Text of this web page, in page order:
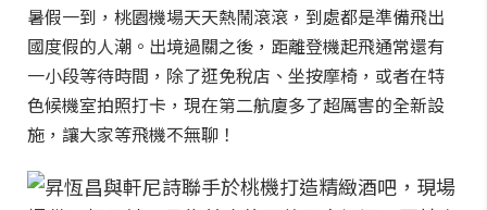
暑假一到，桃園機場天天熱鬧滾滾，到處都是準備飛出
國度假的人潮。出境過關之後，距離登機起飛通常還有
一小段等待時間，除了逛免稅店、坐按摩椅，或者在特
色候機室拍照打卡，現在第二航廈多了超厲害的全新設
施，讓大家等飛機不無聊！